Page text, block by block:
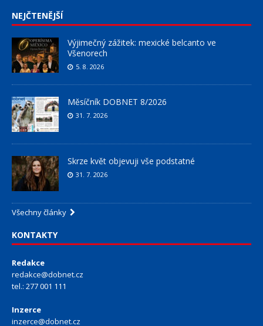
NEJČTENĚJŠÍ
Výjimečný zážitek: mexické belcanto ve
Všenorech
5. 8. 2026
Měsíčník DOBNET 8/2026
31. 7. 2026
Skrze květ objevuji vše podstatné
31. 7. 2026
Všechny články
KONTAKTY
Redakce
redakce@dobnet.cz
tel.: 277 001 111
Inzerce
inzerce@dobnet.cz